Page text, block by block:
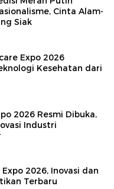
SSERAFIM secara
Cinta Alam-
Siak
Expo 2026
Kesehatan dari
2026 Resmi Dibuka,
Industri
2026, Inovasi dan
Terbaru